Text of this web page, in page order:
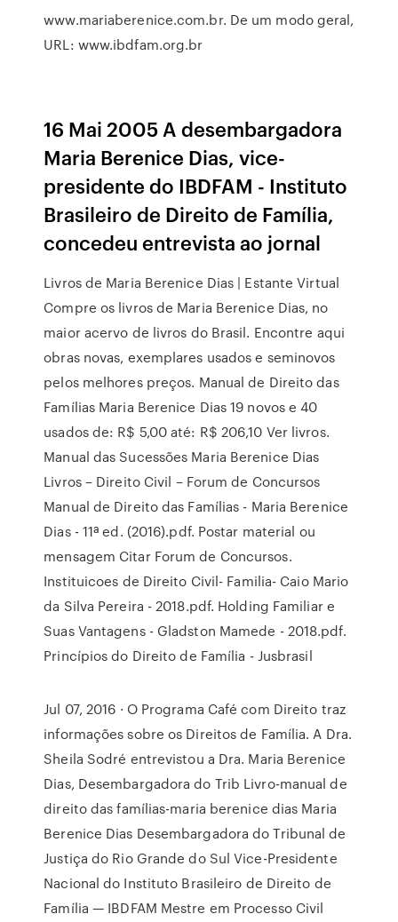
www.mariaberenice.com.br. De um modo geral,
URL: www.ibdfam.org.br
16 Mai 2005 A desembargadora
Maria Berenice Dias, vice-
presidente do IBDFAM - Instituto
Brasileiro de Direito de Família,
concedeu entrevista ao jornal
Livros de Maria Berenice Dias | Estante Virtual
Compre os livros de Maria Berenice Dias, no
maior acervo de livros do Brasil. Encontre aqui
obras novas, exemplares usados e seminovos
pelos melhores preços. Manual de Direito das
Famílias Maria Berenice Dias 19 novos e 40
usados de: R$ 5,00 até: R$ 206,10 Ver livros.
Manual das Sucessões Maria Berenice Dias
Livros – Direito Civil – Forum de Concursos
Manual de Direito das Famílias - Maria Berenice
Dias - 11ª ed. (2016).pdf. Postar material ou
mensagem Citar Forum de Concursos.
Instituicoes de Direito Civil- Familia- Caio Mario
da Silva Pereira - 2018.pdf. Holding Familiar e
Suas Vantagens - Gladston Mamede - 2018.pdf.
Princípios do Direito de Família - Jusbrasil
Jul 07, 2016 · O Programa Café com Direito traz
informações sobre os Direitos de Família. A Dra.
Sheila Sodré entrevistou a Dra. Maria Berenice
Dias, Desembargadora do Trib Livro-manual de
direito das famílias-maria berenice dias Maria
Berenice Dias Desembargadora do Tribunal de
Justiça do Rio Grande do Sul Vice-Presidente
Nacional do Instituto Brasileiro de Direito de
Família — IBDFAM Mestre em Processo Civil